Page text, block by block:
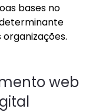
bases no
web